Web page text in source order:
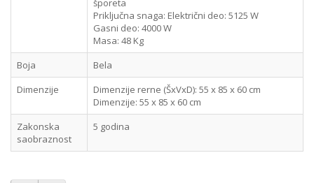
šporeta
Priključna snaga: Električni deo: 5125 W
Gasni deo: 4000 W
Masa: 48 Kg
Boja
Bela
Dimenzije
Dimenzije rerne (ŠxVxD): 55 x 85 x 60 cm
Dimenzije: 55 x 85 x 60 cm
Zakonska
saobraznost
5 godina